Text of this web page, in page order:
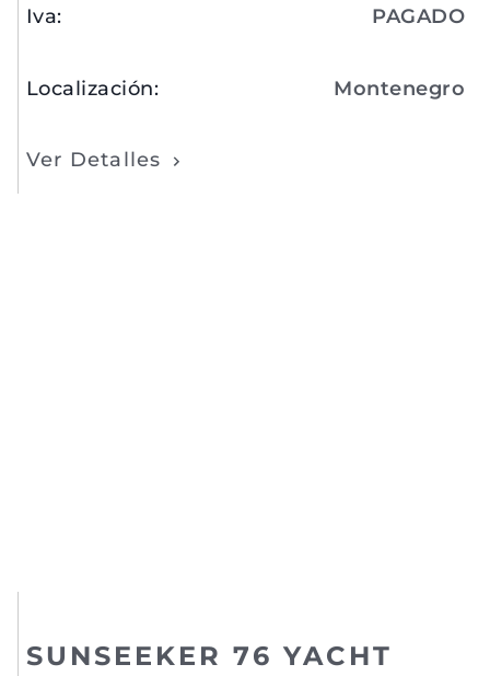
Iva: PAGADO
Localización: Montenegro
Ver Detalles
SUNSEEKER 76 YACHT